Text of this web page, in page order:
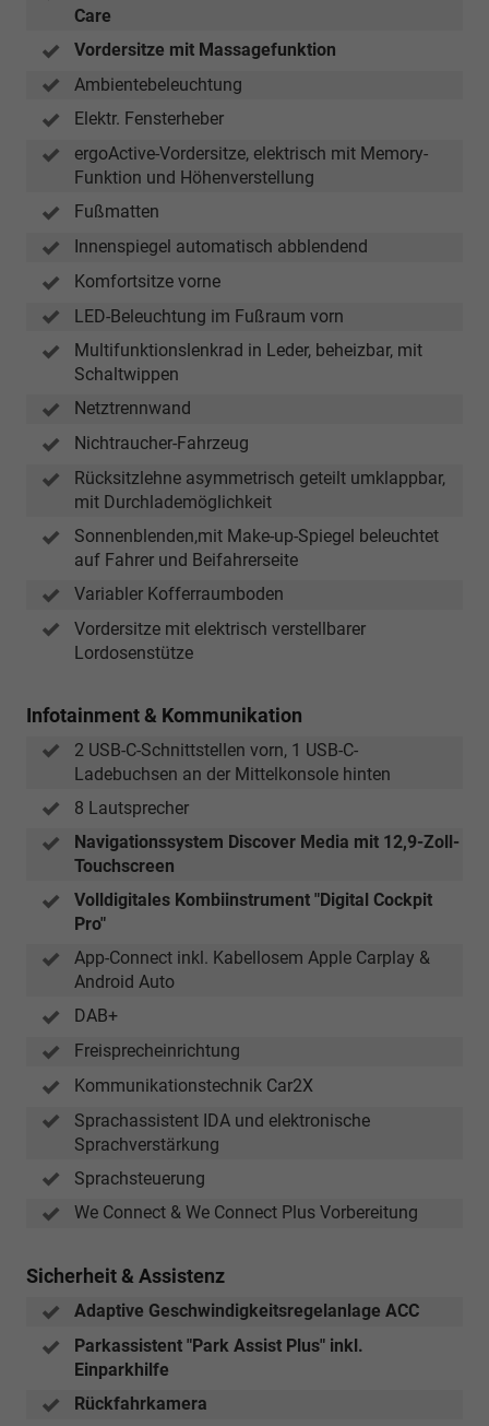
Care
Vordersitze mit Massagefunktion
Ambientebeleuchtung
Elektr. Fensterheber
ergoActive-Vordersitze, elektrisch mit Memory-
Funktion und Höhenverstellung
Fußmatten
Innenspiegel automatisch abblendend
Komfortsitze vorne
LED-Beleuchtung im Fußraum vorn
Multifunktionslenkrad in Leder, beheizbar, mit
Schaltwippen
Netztrennwand
Nichtraucher-Fahrzeug
Rücksitzlehne asymmetrisch geteilt umklappbar,
mit Durchlademöglichkeit
Sonnenblenden,mit Make-up-Spiegel beleuchtet
auf Fahrer und Beifahrerseite
Variabler Kofferraumboden
Vordersitze mit elektrisch verstellbarer
Lordosenstütze
Infotainment & Kommunikation
2 USB-C-Schnittstellen vorn, 1 USB-C-
Ladebuchsen an der Mittelkonsole hinten
8 Lautsprecher
Navigationssystem Discover Media mit 12,9-Zoll-
Touchscreen
Volldigitales Kombiinstrument "Digital Cockpit
Pro"
App-Connect inkl. Kabellosem Apple Carplay &
Android Auto
DAB+
Freisprecheinrichtung
Kommunikationstechnik Car2X
Sprachassistent IDA und elektronische
Sprachverstärkung
Sprachsteuerung
We Connect & We Connect Plus Vorbereitung
Sicherheit & Assistenz
Adaptive Geschwindigkeitsregelanlage ACC
Parkassistent "Park Assist Plus" inkl.
Einparkhilfe
Rückfahrkamera